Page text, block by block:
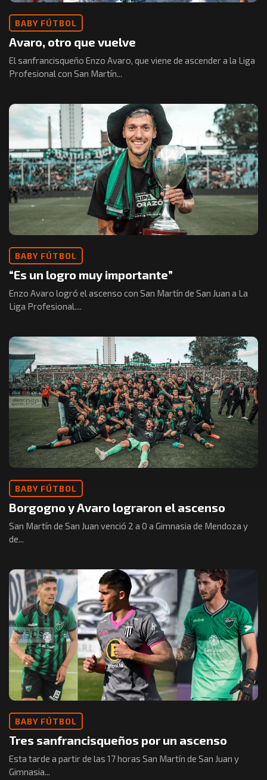
BABY FÚTBOL
Avaro, otro que vuelve
El sanfrancisqueño Enzo Avaro, que viene de ascender a la Liga
Profesional con San Martín...
BABY FÚTBOL
“Es un logro muy importante”
Enzo Avaro logró el ascenso con San Martín de San Juan a La
Liga Profesional....
BABY FÚTBOL
Borgogno y Avaro lograron el ascenso
San Martín de San Juan venció 2 a 0 a Gimnasia de Mendoza y
de...
BABY FÚTBOL
Tres sanfrancisqueños por un ascenso
Esta tarde a partir de las 17 horas San Martín de San Juan y
Gimnasia...